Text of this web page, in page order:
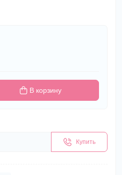
В корзину
Купить